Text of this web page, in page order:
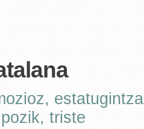
, estatugintza
pozik, triste